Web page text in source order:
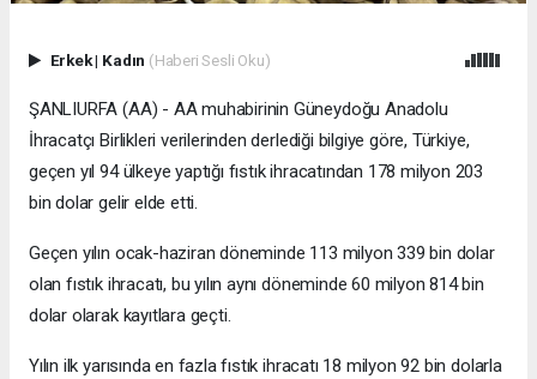
Erkek| Kadın (Haberi Sesli Oku)
ŞANLIURFA (AA) - AA muhabirinin Güneydoğu Anadolu
İhracatçı Birlikleri verilerinden derlediği bilgiye göre, Türkiye,
geçen yıl 94 ülkeye yaptığı fıstık ihracatından 178 milyon 203
bin dolar gelir elde etti.
Geçen yılın ocak-haziran döneminde 113 milyon 339 bin dolar
olan fıstık ihracatı, bu yılın aynı döneminde 60 milyon 814 bin
dolar olarak kayıtlara geçti.
Yılın ilk yarısında en fazla fıstık ihracatı 18 milyon 92 bin dolarla